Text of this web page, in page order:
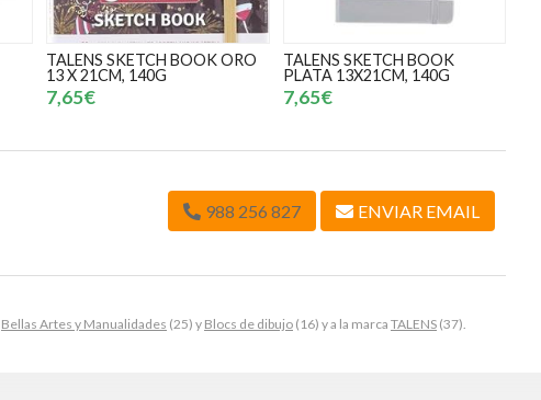
Bellas Artes y Manualidades (25) y Blocs de dibujo (16) y a la marca TALENS (37).
TALENS SKETCH BOOK ORO
13 X 21CM, 140G
7,65€
TALENS SKETCH BOOK
PLATA 13X21CM, 140G
7,65€
988 256 827 ENVIAR EMAIL